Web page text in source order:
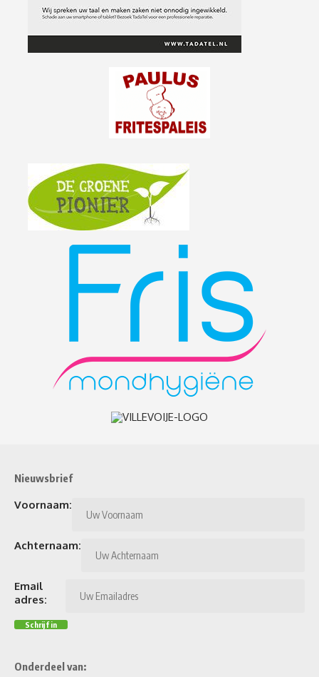
Nieuwsbrief
Voornaam:
Achternaam:
Email
adres:
Onderdeel van: